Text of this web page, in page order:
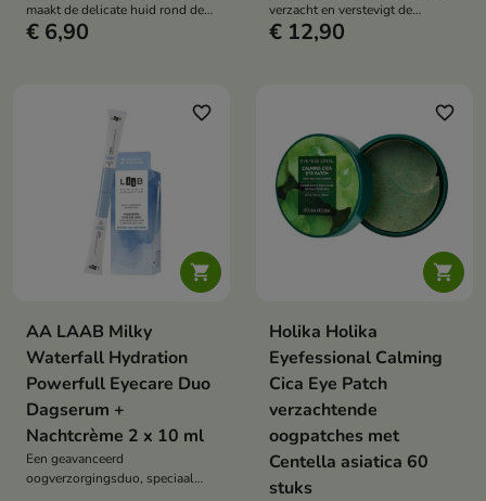
maakt de delicate huid rond de
ogen gladder, regenereert deze
peptidecomplex, ginseng, buriti-
olie, squalaan en hyaluronzuur,
helpt rimpels en tekenen van
vermoeidheid te verminderen.
€ 6,90
verzacht en verstevigt de
delicate huid rond de ogen. De
huid weer zacht te maken.
€ 12,90

favorite_border
AA LAAB Milky
Waterfall Hydration
Powerfull Eyecare Duo
Dagserum +
Nachtcrème 2 x 10 ml
Een geavanceerd
oogverzorgingsduo, speciaal

favorite_border
Holika Holika
Eyefessional Calming
Cica Eye Patch
verzachtende
oogpatches met
Centella asiatica 60
stuks